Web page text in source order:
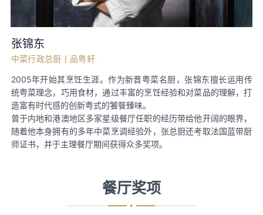
张锦东
中菜行政总厨丨品粤轩
2005年开始其烹饪生涯。作为新晋粤菜名厨，张锦东擅长运用传
统粤菜理念，巧用食材，通过丰富的烹饪经验和对菜品的理解，打
造富有时代感的创新粤式的饕餮臻味。
曾于内地和港澳地区多家星级餐厅任职的经历带给他开阔的眼界，
随着他本身拥有的多年中菜烹调经验外，张总厨还考取法国蓝带厨
师证书，并于主理餐厅期间获得众多奖项。
餐厅奖项